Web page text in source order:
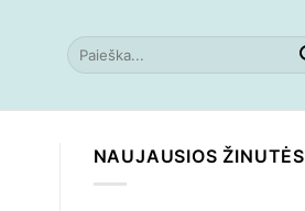
NAUJAUSIOS ŽINUTĖS